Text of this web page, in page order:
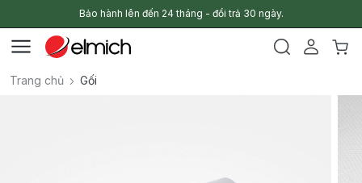
Bảo hành lên đến 24 tháng - đổi trả 30 ngày.
Trang chủ Gối